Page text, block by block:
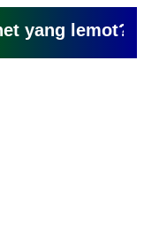
lemot? coba